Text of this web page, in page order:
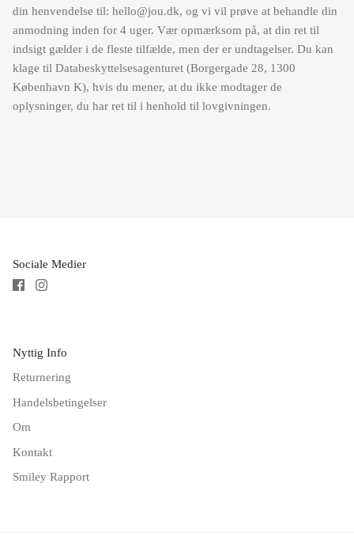
din henvendelse til: hello@jou.dk, og vi vil prøve at behandle din
anmodning inden for 4 uger. Vær opmærksom på, at din ret til
indsigt gælder i de fleste tilfælde, men der er undtagelser. Du kan
klage til Databeskyttelsesagenturet (Borgergade 28, 1300
København K), hvis du mener, at du ikke modtager de
oplysninger, du har ret til i henhold til lovgivningen.
Sociale Medier
Nyttig Info
Returnering
Handelsbetingelser
Om
Kontakt
Smiley Rapport